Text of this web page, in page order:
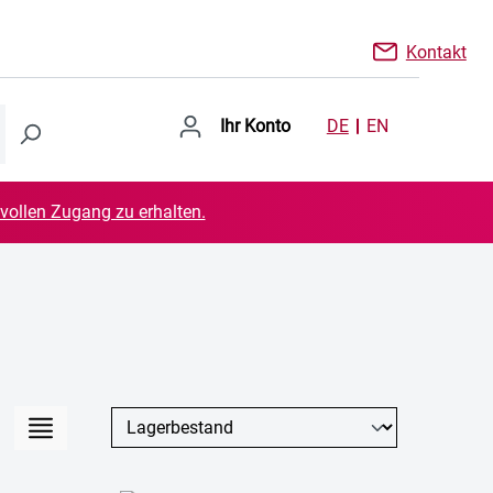
Kontakt
Ihr Konto DE EN
Zugang zu erhalten.